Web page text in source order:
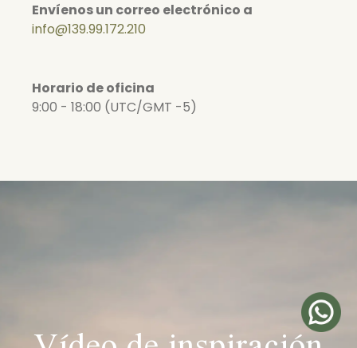
Envíenos un correo electrónico a
info@139.99.172.210
Horario de oficina
9:00 - 18:00 (UTC/GMT -5)